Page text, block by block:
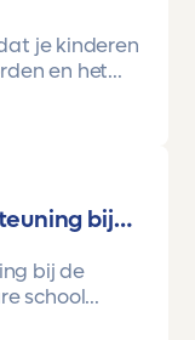
je kinderen
en het
dan ze
daarin
soms
om te
bij…
bij de
school